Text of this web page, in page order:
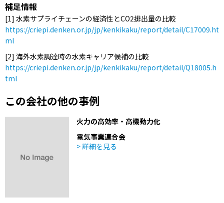
補足情報
[1] 水素サプライチェーンの経済性とCO2排出量の比較
https://criepi.denken.or.jp/jp/kenkikaku/report/detail/C17009.ht
ml
[2] 海外水素調達時の水素キャリア候補の比較
https://criepi.denken.or.jp/jp/kenkikaku/report/detail/Q18005.h
tml
この会社の他の事例
火力の高効率・高機動力化
電気事業連合会
> 詳細を見る